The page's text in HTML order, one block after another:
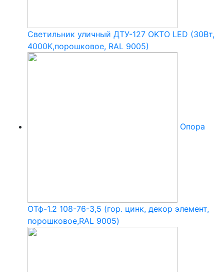
Светильник уличный ДТУ-127 OKTO LED (30Вт,
4000К,порошковое, RAL 9005)
Опора
ОТф-1.2 108-76-3,5 (гор. цинк, декор элемент,
порошковое,RAL 9005)